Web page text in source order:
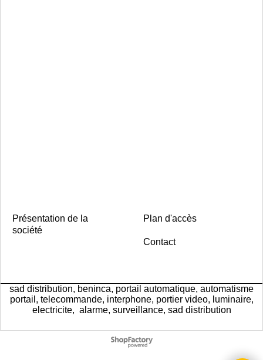
Présentation de la
société
Plan d'accès
Contact
sad distribution, beninca, portail automatique, automatisme
portail, telecommande, interphone, portier video, luminaire,
electricite, alarme, surveillance, sad distribution
Boutique en ligne créés
avec le logiciel